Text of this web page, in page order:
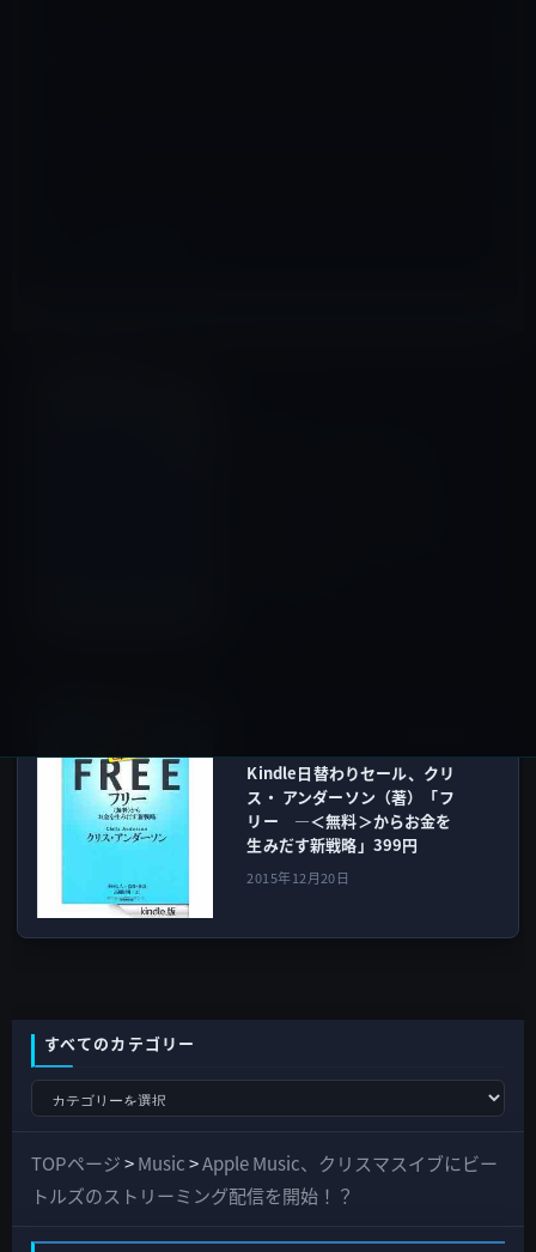
Kindle日替わりセール、クリ
ス・ アンダーソン（著）「フ
リー ―＜無料＞からお金を
生みだす新戦略」399円
2015年12月20日
すべてのカテゴリー
て
の
TOPページ>Music>Apple Music、クリスマスイブにビー
トルズのストリーミング配信を開始！？